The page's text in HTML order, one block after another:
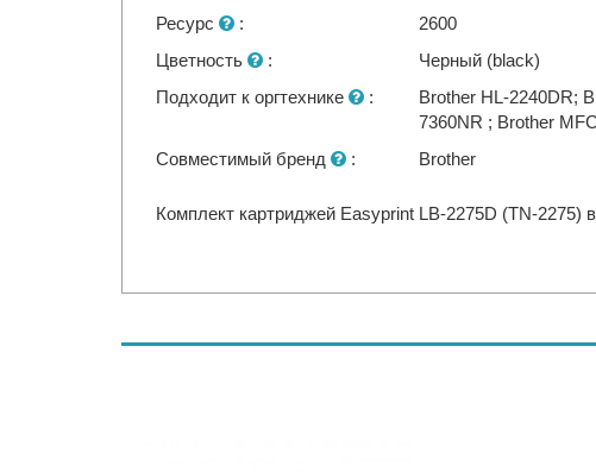
Ресурс
:
2600
Цветность
:
Черный (black)
Подходит к оргтехнике
:
Brother HL-2240DR;
7360NR ; Brother
Совместимый бренд
: Brother
Комплект картриджей Easyprint LB-2275D (TN-2275)